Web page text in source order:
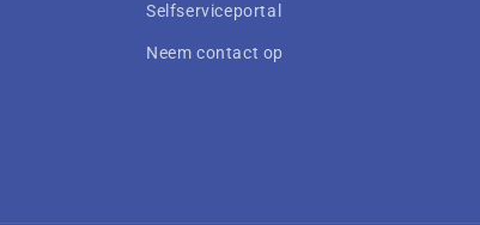
Selfserviceportal
Neem contact op